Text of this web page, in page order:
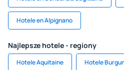
Hotele en Alpignano
Najlepsze hotele - regiony
Hotele Aquitaine Hotele